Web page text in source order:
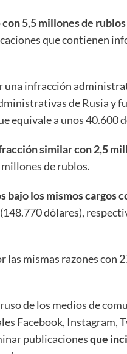
con 5,5 millones de rublos
que contienen
una infracción
de Rusia y
equivale a unos 40.600
similar con 2,5
de rublos.
los mismos cargos
dólares),
mismas razones con
de los medios de
Facebook, Instagram,
publicacionesque